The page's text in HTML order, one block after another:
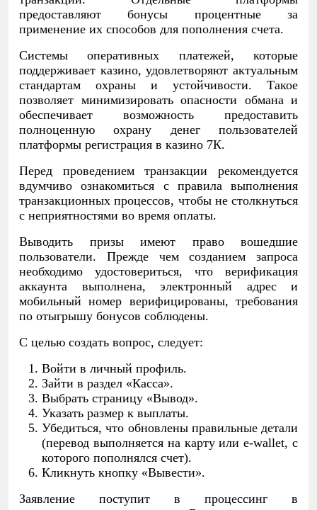
предоставляют бонусы процентные за
применение их способов для пополнения счета.
Системы оперативных платежей, которые
поддерживает казино, удовлетворяют актуальным
стандартам охраны и устойчивости. Такое
позволяет минимизировать опасности обмана и
обеспечивает возможность предоставить
полноценную охрану денег пользователей
платформы регистрация в казино 7К.
Перед проведением транзакции рекомендуется
вдумчиво ознакомиться с правила выполнения
транзакционных процессов, чтобы не столкнуться
с неприятностями во время оплаты.
Выводить призы имеют право вошедшие
пользователи. Прежде чем созданием запроса
необходимо удостовериться, что верификация
аккаунта выполнена, электронный адрес и
мобильный номер верифицированы, требования
по отыгрышу бонусов соблюдены.
С целью создать вопрос, следует:
Войти в личный профиль.
Зайти в раздел «Касса».
Выбрать страницу «Вывод».
Указать размер к выплаты.
Убедиться, что обновлены правильные детали
(перевод выполняется на карту или e-wallet, с
которого пополнялся счет).
Кликнуть кнопку «Вывести».
Заявление поступит в процессинг в